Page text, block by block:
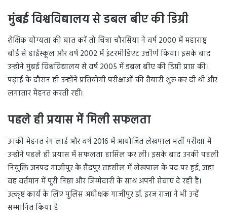
मुंबई विश्वविद्यालय से डबल बीए की डिग्री
शैक्षिक योग्यता की बात करें तो चित्रा चौरसिया ने वर्ष 2000 में महाराष्ट्र
बोर्ड से हाईस्कूल और वर्ष 2002 में इंटरमीडिएट उत्तीर्ण किया। इसके बाद
उन्होंने मुंबई विश्वविद्यालय से वर्ष 2005 में डबल बीए की डिग्री प्राप्त की।
पढ़ाई के दौरान ही उन्होंने प्रतियोगी परीक्षाओं की तैयारी शुरू कर दी थी और
लगातार मेहनत करती रहीं।
पहले ही प्रयास में मिली सफलता
उनकी मेहनत रंग लाई और वर्ष 2016 में आयोजित लेखपाल भर्ती परीक्षा में
उन्होंने पहले ही प्रयास में सफलता हासिल कर ली। इसके बाद उनकी पहली
नियुक्ति जनपद गाजीपुर के सैदपुर तहसील में लेखपाल के पद पर हुई, जहां
वह वर्तमान में पूरी निष्ठा और जिम्मेदारी के साथ अपनी सेवाएं दे रही हैं।
उत्कृष्ट कार्य के लिए पुलिस अधीक्षक गाजीपुर डॉ. इरज राजा ने भी उन्हें
सम्मानित किया है